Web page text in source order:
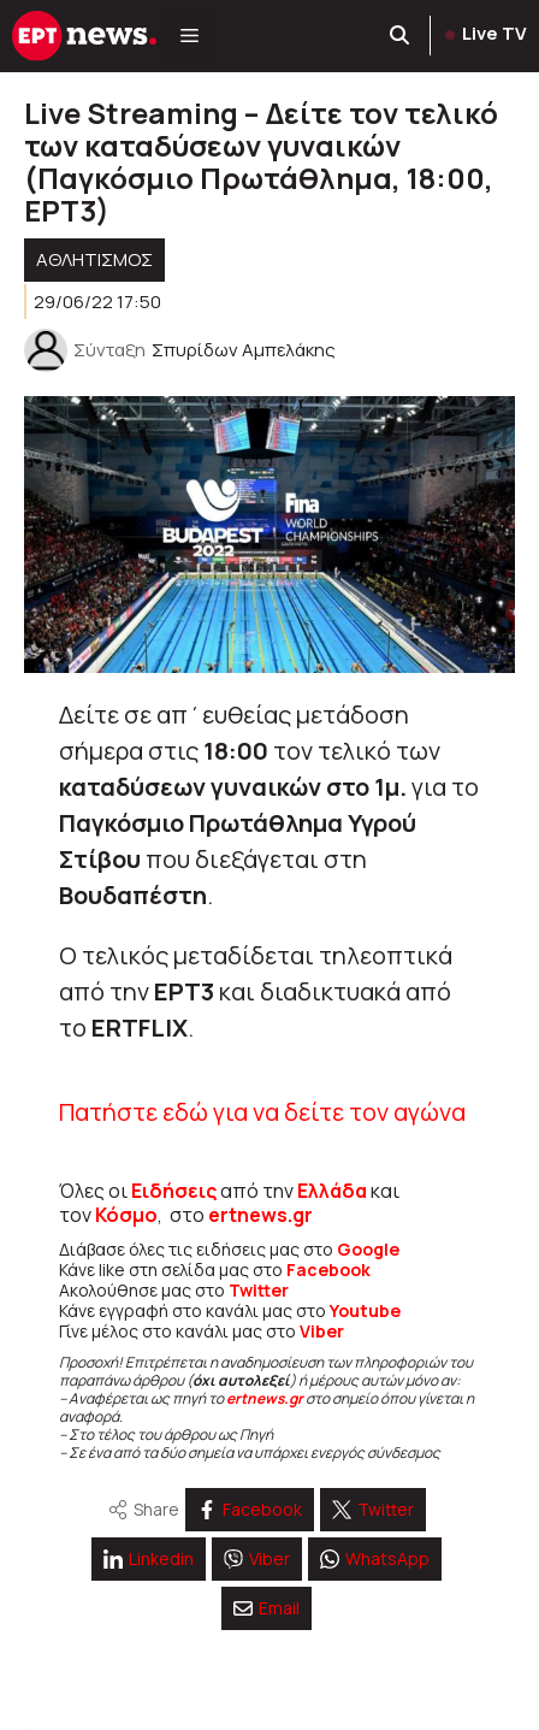
Μετάβαση
σε
Live TV
Live Streaming – Δείτε τον τελικό
των καταδύσεων γυναικών
(Παγκόσμιο Πρωτάθλημα, 18:00,
EΡΤ3)
ΑΘΛΗΤΙΣΜΟΣ
29/06/22 17:50
Σύνταξη Σπυρίδων Αμπελάκης
Δείτε σε απ΄ευθείας μετάδοση
σήμερα στις18:00 τον τελικό των
καταδύσεων γυναικών στο 1μ.για το
Παγκόσμιο Πρωτάθλημα Υγρού
Στίβου που διεξάγεται στη
Βουδαπέστη.
Ο τελικός μεταδίδεται τηλεοπτικά
από τηνΕΡΤ3 και διαδικτυακά από
το ERTFLIX.
Πατήστε εδώ για να δείτε τον αγώνα
Όλες οιΕιδήσειςαπό τηνΕλλάδακαι
τονΚόσμο, στο ertnews.gr
Διάβασε όλες τις ειδήσεις μας στο Google
Κάνε like στη σελίδα μας στο Facebook
Ακολούθησε μας στο Twitter
Κάνε εγγραφή στο κανάλι μας στοYoutube
Γίνε μέλος στο κανάλι μας στο Viber
Προσοχή! Επιτρέπεται η αναδημοσίευση των πληροφοριών του
παραπάνω άρθρου (όχι αυτολεξεί) ή μέρους αυτών μόνο αν:
– Αναφέρεται ως πηγή τοertnews.grστο σημείο όπου γίνεται η
αναφορά.
– Στο τέλος του άρθρου ως Πηγή
– Σε ένα από τα δύο σημεία να υπάρχει ενεργός σύνδεσμος
Share Facebook Twitter
Linkedin Viber WhatsApp
Email